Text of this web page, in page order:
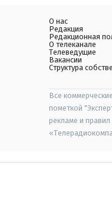
О нас
Редакция
Редакционная
О телеканале
Телеведущие
Вакансии
Структура
Все
пометкой
рекламе и